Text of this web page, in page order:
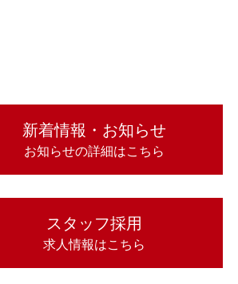
新着情報・お知らせ
お知らせの詳細はこちら
スタッフ採用
求人情報はこちら